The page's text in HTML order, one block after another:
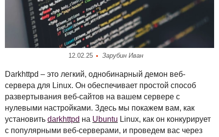
12.02.25 Зарубин Иван
Darkhttpd – это легкий, однобинарный демон веб-
сервера для Linux. Он обеспечивает простой способ
развертывания веб-сайтов на вашем сервере с
нулевыми настройками. Здесь мы покажем вам, как
установить darkhttpd на Ubuntu Linux, как он конкурирует
с популярными веб-серверами, и проведем вас через